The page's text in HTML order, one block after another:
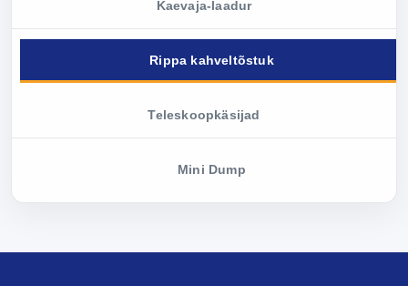
Kaevaja-laadur
Rippa kahveltõstuk
Teleskoopkäsijad
Mini Dump